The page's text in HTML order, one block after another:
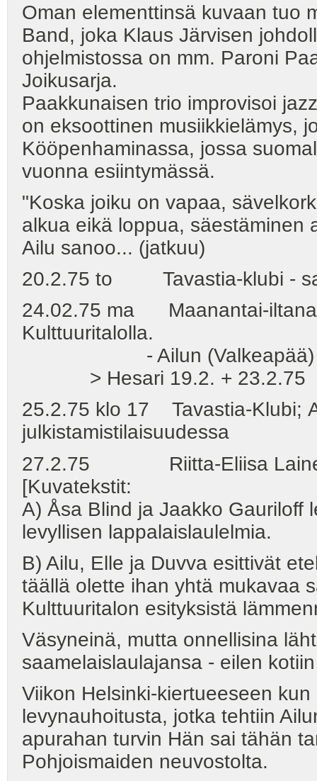
Oman elementtinsä kuvaan tuo
Band, joka Klaus Järvisen
ohjelmistossa on mm. Paroni
Joikusarja.
Paakkunaisen trio improvisoi
on eksoottinen musiikkielämys,
Kööpenhaminassa, jossa
vuonna esiintymässä.
"Koska joiku on vapaa,
alkua eikä loppua, säestäminen
Ailu sanoo... (jatkuu)
20.2.75 to Tavastia-klubi -
24.02.75 ma Maanantai-iltana
Kulttuuritalolla.
- Ailun (Valkeapää)
> Hesari 19.2. + 23.2.75
25.2.75 klo 17 Tavastia-Klubi;
julkistamistilaisuudessa
27.2.75 Riitta-Eliisa Laine:
[Kuvatekstit:
A) Åsa Blind ja Jaakko Gauriloff
levyllisen lappalaislaulelmia.
B) Ailu, Elle ja Duvva esittivät
täällä olette ihan yhtä mukavaa
Kulttuuritalon esityksistä
Väsyneinä, mutta onnellisina
saamelaislaulajansa - eilen
Viikon Helsinki-kiertueeseen
levynauhoitusta, jotka tehtiin
apurahan turvin Hän sai tähän
Pohjoismaiden neuvostolta.